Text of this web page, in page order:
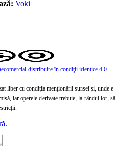
Voki
distribuire în condiţii identice 4.0
liber cu condiția menționării sursei și, unde e
iar operele derivate trebuie, la rândul lor, să